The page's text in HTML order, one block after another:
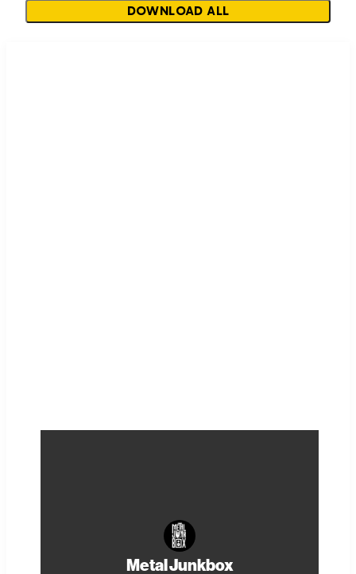
DOWNLOAD ALL